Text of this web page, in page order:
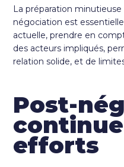
La préparation
négociation est
actuelle, prendre en
des acteurs impliqués,
relation solide, et de
Post-
efforts